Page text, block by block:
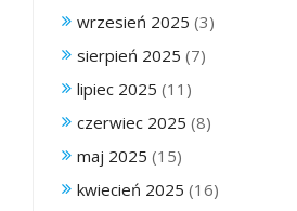
wrzesień 2025 (3)
sierpień 2025 (7)
lipiec 2025 (11)
czerwiec 2025 (8)
maj 2025 (15)
kwiecień 2025 (16)